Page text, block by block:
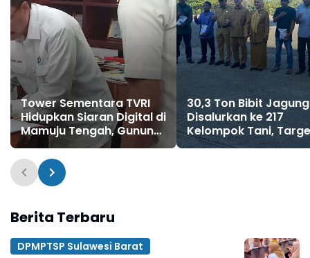
Tower Sementara TVRI
Hidupkan Siaran Digital di
Mamuju Tengah, Gunung
Tanase Jadi Opsi
Pemindahan
30,3 Ton Bibit Jagung
Disalurkan ke 217
Kelompok Tani,
2.020 Hektar
Berita Terbaru
DPMPTSP Sulawesi Barat